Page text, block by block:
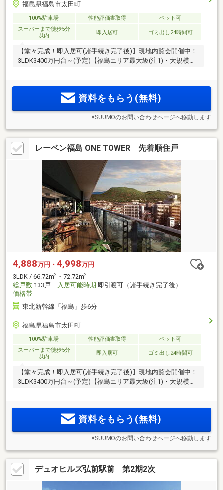
福島県福島市太田町
100%駐車場 性能評価書取得
ペット可
スーパーまで徒歩5分
以内
即入居可 ゴミ出し24時間可
【堂々完成！即入居可(諸手続き完了後)】現地内覧会開催中！
3LDK3400万円台～(予定)【福島エリア最大級(注1)・大規模免
トランス。福島駅徒歩6分で駅周辺の利便性を享受する西口エ
リアの落ち着いた暮らし資料をもらう(無料)
※SUUMOのお問い合わせページへ移動します
レーベン福島 ONE TOWER 先着順住戸
4,888万円・ 4,998万円
3LDK / 66.72m2 ・72.72m2
総戸数 133戸 入居可能時期 即引渡可（諸手続き完了後）
価格帯 -
東北新幹線「福島」歩6分
福島県福島市太田町
100%駐車場 性能評価書取得
ペット可
スーパーまで徒歩5分
以内
即入居可 ゴミ出し24時間可
【堂々完成！即入居可(諸手続き完了後)】現地内覧会開催中！
3LDK3400万円台～(予定)【福島エリア最大級(注1)・大規模免
トランス。福島駅徒歩6分で駅周辺の利便性を享受する西口エ
リアの落ち着いた暮らし資料をもらう(無料)
※SUUMOのお問い合わせページへ移動します
デュオヒルズ弘前駅前 第2期2次